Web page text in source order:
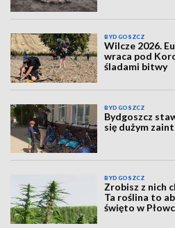
BYDGOSZCZ
Wilcze 2026.
wraca pod
śladami bitwy
BYDGOSZCZ
Bydgoszcz
się dużym
BYDGOSZCZ
Zrobisz z nich
Ta roślina to
święto w